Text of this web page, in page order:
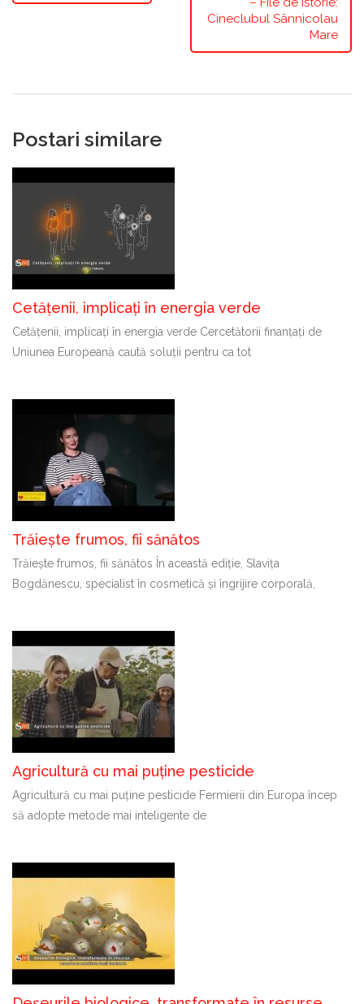
Cineclubul Sânnicolau
Mare
Postari similare
Cetățenii, implicați în energia verde
Cetățenii, implicați în energia verde Cercetătorii finanțați de
Uniunea Europeană caută soluții pentru ca tot
Trăiește frumos, fii sănătos
Trăiește frumos, fii sănătos În această ediție, Slavița
Bogdănescu, specialist în cosmetică și îngrijire corporală,
Agricultură cu mai puține pesticide
Agricultură cu mai puține pesticide Fermierii din Europa încep
să adopte metode mai inteligente de